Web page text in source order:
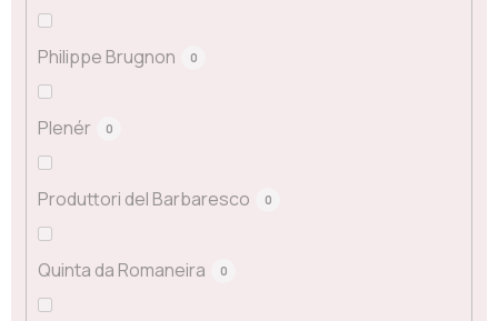
Philippe Brugnon 0
Plenér 0
Produttori del Barbaresco 0
Quinta da Romaneira 0